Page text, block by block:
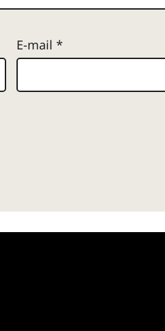
E-mail *